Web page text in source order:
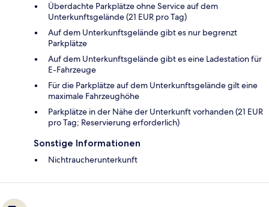
Überdachte Parkplätze ohne Service auf dem
Unterkunftsgelände (21 EUR pro Tag)
Auf dem Unterkunftsgelände gibt es nur begrenzt
Parkplätze
Auf dem Unterkunftsgelände gibt es eine Ladestation für
E-Fahrzeuge
Für die Parkplätze auf dem Unterkunftsgelände gilt eine
maximale Fahrzeughöhe
Parkplätze in der Nähe der Unterkunft vorhanden (21 EUR
pro Tag; Reservierung erforderlich)
Sonstige Informationen
Nichtraucherunterkunft